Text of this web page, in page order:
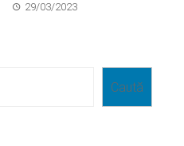
29/03/2023
Caută